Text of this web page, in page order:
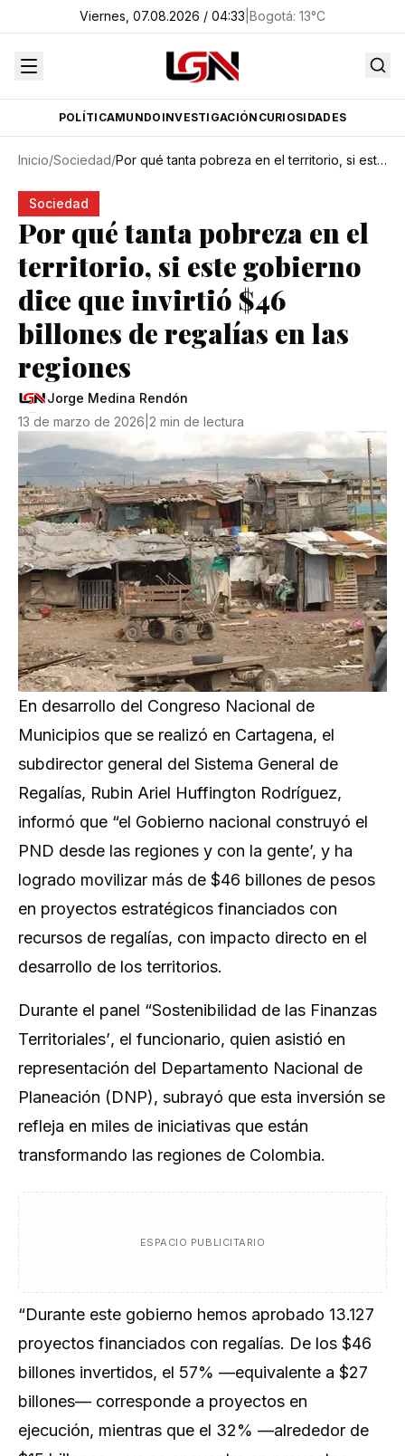
Viernes, 07.08.2026 / 04:33 Bogotá: 13°C
POLÍTICAMUNDO INVESTIGACIÓN CURIOSIDADES
Inicio/Sociedad/ Por qué tanta pobreza en el territorio, si este gobierno dice que invirtió $46 billones de regalías en las regiones
Sociedad
Por qué tanta pobreza en el
territorio, si este gobierno
dice que invirtió $46
billones de regalías en las
regiones
Jorge Medina Rendón
13 de marzo de 2026 2 min de lectura
En desarrollo del Congreso Nacional de
Municipios que se realizó en Cartagena, el
subdirector general del Sistema General de
Regalías, Rubin Ariel Huffington Rodríguez,
informó que “el Gobierno nacional construyó el
PND desde las regiones y con la gente’, y ha
logrado movilizar más de $46 billones de pesos
en proyectos estratégicos financiados con
recursos de regalías, con impacto directo en el
desarrollo de los territorios.
Durante el panel “Sostenibilidad de las Finanzas
Territoriales’, el funcionario, quien asistió en
representación del Departamento Nacional de
Planeación (DNP), subrayó que esta inversión se
refleja en miles de iniciativas que están
transformando las regiones de Colombia.
ESPACIO PUBLICITARIO
“Durante este gobierno hemos aprobado 13.127
proyectos financiados con regalías. De los $46
billones invertidos, el 57% —equivalente a $27
billones— corresponde a proyectos en
ejecución, mientras que el 32% —alrededor de